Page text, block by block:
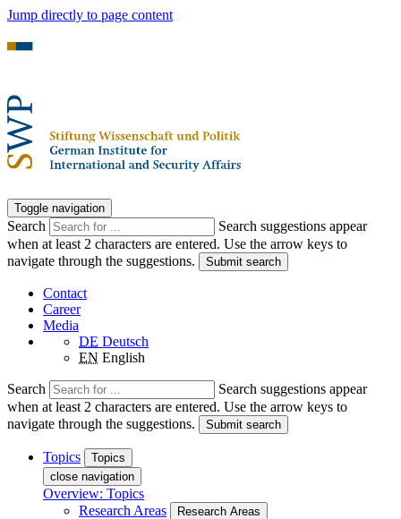
Jump directly to page content
Toggle navigation
Search
Search suggestions appear
when at least 2 characters are entered. Use the arrow keys to
navigate through the suggestions.
Submit search
Contact
Career
Media
DE Deutsch
EN English
Search
Search suggestions appear
when at least 2 characters are entered. Use the arrow keys to
navigate through the suggestions.
Submit search
Topics
Topics
close navigation
Overview: Topics
Research Areas
Research Areas